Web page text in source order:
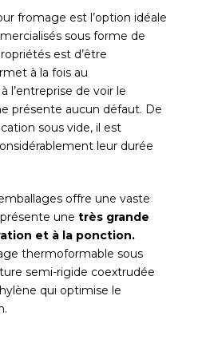
fromage est l’option idéale
sous forme de
est d’être
à la fois au
l’entreprise de voir le
présente aucun défaut. De
sous vide, il est
leur durée
offre une vaste
une très grande
et à la ponction.
thermoformable sous
semi-rigide coextrudée
qui optimise le